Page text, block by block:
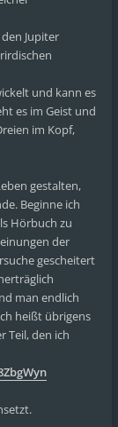
Jupiter
und kann es
es im Geist und
im Kopf,
gestalten,
Beginne ich
Hörbuch zu
der
gescheitert
man endlich
heißt übrigens
Teil, den ich